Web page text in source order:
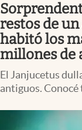
Columnistas
Otras
Apertura
Infotechnology
Clase
restos de
habitó los
millones de
El Janjucetus
antiguos.